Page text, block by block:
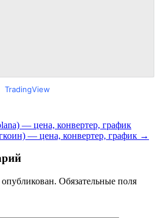
TradingView
— цена, конвертер, график
— цена, конвертер, график →
Обязательные поля